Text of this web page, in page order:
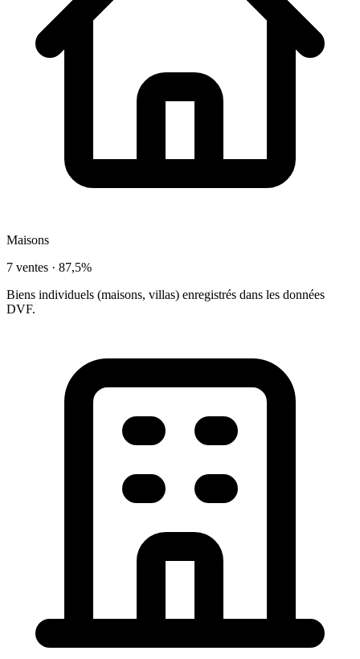
Maisons
7 ventes · 87,5%
Biens individuels (maisons, villas) enregistrés dans les données
DVF.